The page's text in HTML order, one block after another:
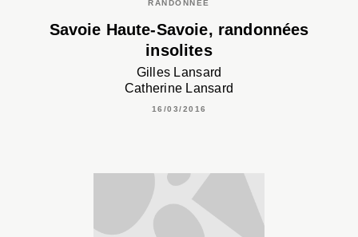
RANDONNÉE
Savoie Haute-Savoie, randonnées
insolites
Gilles Lansard
Catherine Lansard
16/03/2016